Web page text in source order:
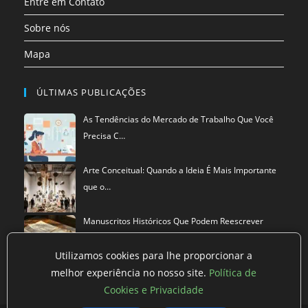
Sobre nós
Mapa
ÚLTIMAS PUBLICAÇÕES
As Tendências do Mercado de Trabalho Que Você
Precisa C…
Arte Conceitual: Quando a Ideia É Mais Importante
que o…
Manuscritos Históricos Que Podem Reescrever
Utilizamos cookies para lhe proporcionar a
melhor experiência no nosso site. Política de
Cookies e Privacidade